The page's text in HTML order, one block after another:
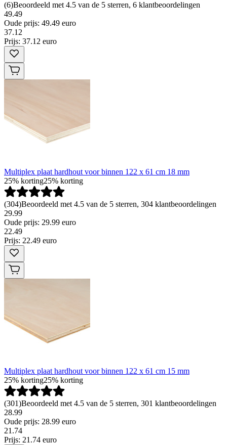
(6)Beoordeeld met 4.5 van de 5 sterren, 6 klantbeoordelingen
49.49
Oude prijs: 49.49 euro
37.12
Prijs: 37.12 euro
Multiplex plaat hardhout voor binnen 122 x 61 cm 18 mm
25% korting25% korting
(304)Beoordeeld met 4.5 van de 5 sterren, 304 klantbeoordelingen
29.99
Oude prijs: 29.99 euro
22.49
Prijs: 22.49 euro
Multiplex plaat hardhout voor binnen 122 x 61 cm 15 mm
25% korting25% korting
(301)Beoordeeld met 4.5 van de 5 sterren, 301 klantbeoordelingen
28.99
Oude prijs: 28.99 euro
21 .74
Prijs: 21.74 euro